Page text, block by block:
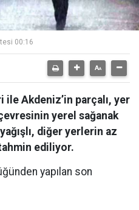
00:16
Akdeniz’in parçalı, yer
yerel sağanak
diğer yerlerin az
ediliyor.
yapılan son